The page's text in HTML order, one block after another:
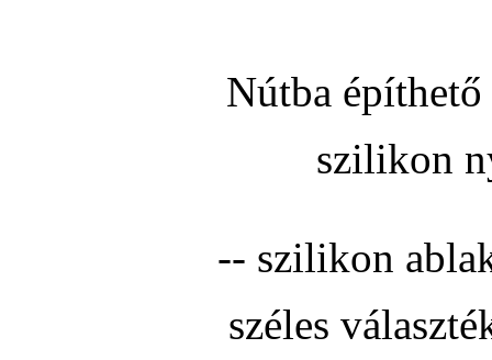
Nútba
szilikon
-- szilikon
széles